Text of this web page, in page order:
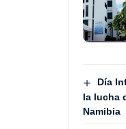
Día
la lucha
Namibia